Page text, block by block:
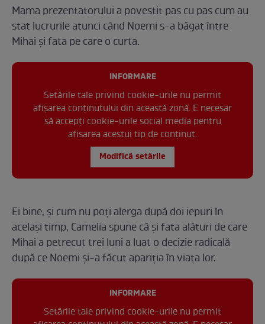
Mama prezentatorului a povestit pas cu pas cum au
stat lucrurile atunci când Noemi s-a băgat între
Mihai și fata pe care o curta.
INFORMARE
Setările tale privind cookie-urile nu permit
afișarea conținutului din această zonă. E necesar
să accepți cookie-urile social media pentru
afisarea acestui tip de conținut.
Modifică setările
Ei bine, și cum nu poți alerga după doi iepuri în
același timp, Camelia spune că și fata alături de care
Mihai a petrecut trei luni a luat o decizie radicală
după ce Noemi și-a făcut apariția în viața lor.
INFORMARE
Setările tale privind cookie-urile nu permit